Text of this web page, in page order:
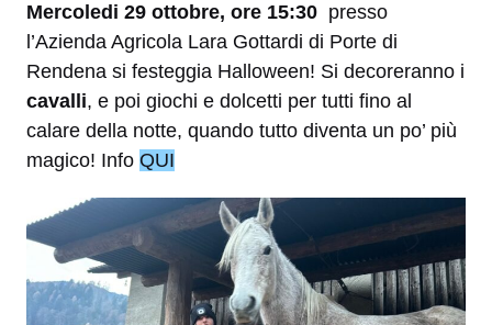
Mercoledi 29 ottobre, ore 15:30 presso
l’Azienda Agricola Lara Gottardi di Porte di
Rendena si festeggia Halloween! Si decoreranno i
cavalli, e poi giochi e dolcetti per tutti fino al
calare della notte, quando tutto diventa un po’ più
magico! Info QUI